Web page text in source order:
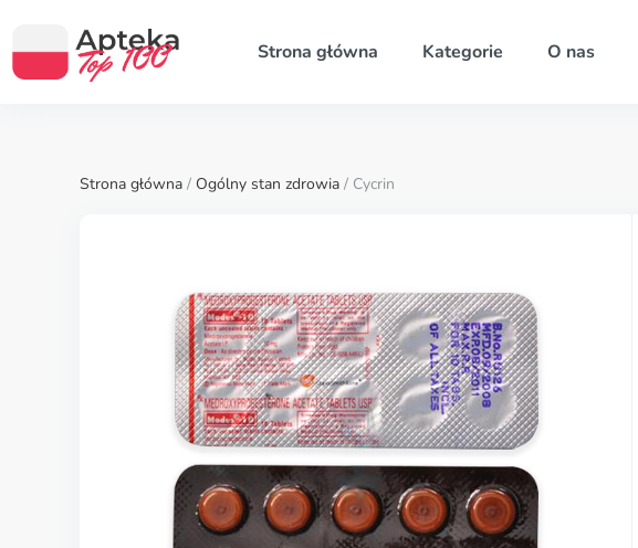
Strona główna Kategorie O nas
Strona główna / Ogólny stan zdrowia / Cycrin